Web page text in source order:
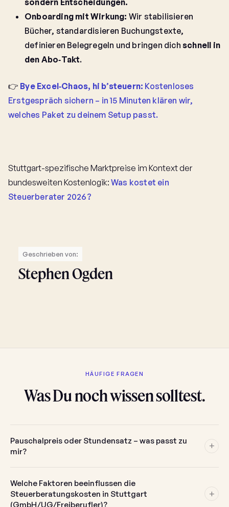
Onboarding mit Wirkung: Wir stabilisieren
Bücher, standardisieren Buchungstexte,
definieren Belegregeln und bringen dichschnell in
den Abo‑Takt.
👉 Bye Excel‑Chaos, hi b’steuern: Kostenloses
Erstgespräch sichern – in 15 Minuten klären wir,
welches Paket zu deinem Setup passt.
Stuttgart-spezifische Marktpreise im Kontext der
bundesweiten Kostenlogik: Was kostet ein
Steuerberater 2026?
Geschrieben von:
Stephen Ogden
HÄUFIGE FRAGEN
Was Du noch wissen solltest.
Pauschalpreis oder Stundensatz – was passt zu
mir?
+
Welche Faktoren beeinflussen die
Steuerberatungskosten in Stuttgart
(GmbH/UG/Freiberufler)?
+